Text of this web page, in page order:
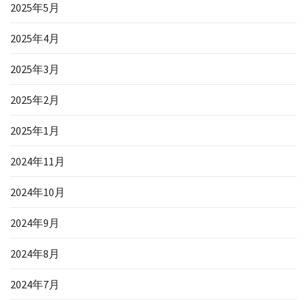
2025年5月
2025年4月
2025年3月
2025年2月
2025年1月
2024年11月
2024年10月
2024年9月
2024年8月
2024年7月